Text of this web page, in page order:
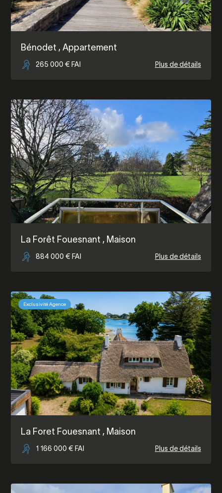
Bénodet , Appartement
265 000 € FAI Plus de détails
La Forêt Fouesnant , Maison
884 000 € FAI Plus de détails
Exclusivité Agence
La Foret Fouesnant , Maison
1 166 000 € FAI Plus de détails